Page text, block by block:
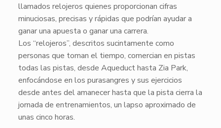
llamados relojeros quienes proporcionan cifras
minuciosas, precisas y rápidas que podrían ayudar a
ganar una apuesta o ganar una carrera.
​Los “relojeros”, descritos sucintamente como
personas que toman el tiempo, comercian en pistas
todas las pistas, desde Aqueduct hasta Zia Park,
enfocándose en los purasangres y sus ejercicios
desde antes del amanecer hasta que la pista cierra la
jornada de entrenamientos, un lapso aproximado de
unas cinco horas.